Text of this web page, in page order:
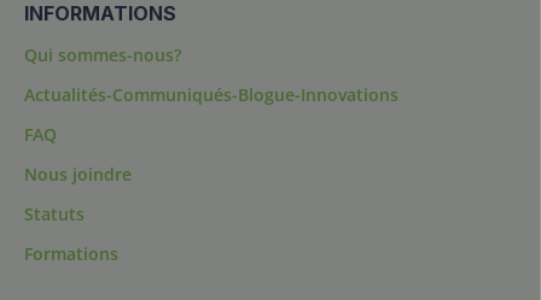
INFORMATIONS
Qui sommes-nous?
Actualités-Communiqués-Blogue-Innovations
FAQ
Nous joindre
Statuts
Formations